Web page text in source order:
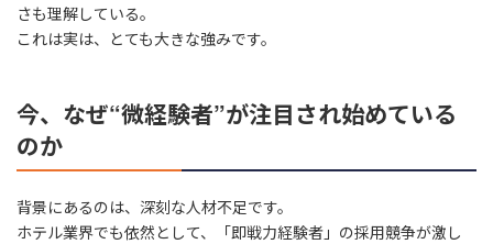
さも理解している。
これは実は、とても大きな強みです。
今、なぜ“微経験者”が注目され始めている
のか
背景にあるのは、深刻な人材不足です。
ホテル業界でも依然として、「即戦力経験者」の採用競争が激し